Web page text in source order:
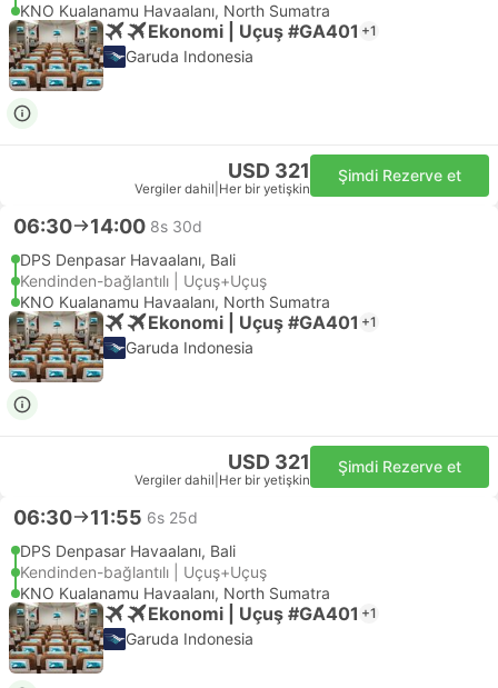
KNO Kualanamu Havaalanı, North Sumatra
Ekonomi | Uçuş #GA401 +1
Garuda Indonesia
USD 321
Vergiler dahil Her bir yetişkin
Şimdi Rezerve et
06:30 14:00 8s 30d
DPS Denpasar Havaalanı, Bali
Kendinden-bağlantılı | Uçuş+Uçuş
KNO Kualanamu Havaalanı, North Sumatra
Ekonomi | Uçuş #GA401 +1
Garuda Indonesia
USD 321
Vergiler dahil Her bir yetişkin
Şimdi Rezerve et
06:30 11:55 6s 25d
DPS Denpasar Havaalanı, Bali
Kendinden-bağlantılı | Uçuş+Uçuş
KNO Kualanamu Havaalanı, North Sumatra
Ekonomi | Uçuş #GA401 +1
Garuda Indonesia